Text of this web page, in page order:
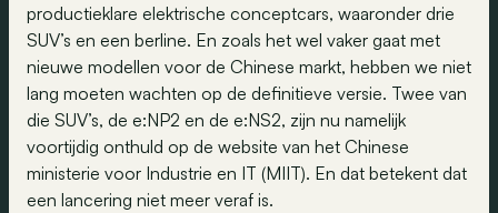
productieklare elektrische conceptcars, waaronder drie
SUV’s en een berline. En zoals het wel vaker gaat met
nieuwe modellen voor de Chinese markt, hebben we niet
lang moeten wachten op de definitieve versie. Twee van
die SUV’s, de e:NP2 en de e:NS2, zijn nu namelijk
voortijdig onthuld op de website van het Chinese
ministerie voor Industrie en IT (MIIT). En dat betekent dat
een lancering niet meer veraf is.